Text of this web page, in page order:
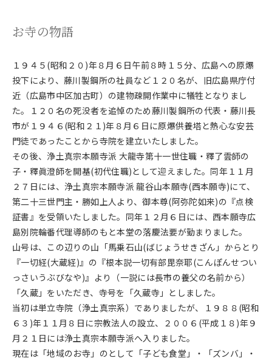
お寺の物語
１９４５(昭和２０)年８月６日午前８時１５分、広島への原爆
投下により、藤川製鋼所の社員など１２０名が、旧広島県庁付
近（広島市中区加古町）の建物疎開作業中に犠牲となりまし
た。１２０名の死没者を追悼のため藤川製鋼所の代表・藤川長
市が１９４６(昭和２１)年８月６日に原爆供養塔と熱心な安芸
門徒であったことから寺院を建立いたしました。
その後、浄土真宗本願寺派 大龍寺第十一世住職・釋了雲師の
子・釋眞澄師を開基(初代住職)として迎えました。同年１１月
２７日には、浄土真宗本願寺派 龍谷山本願寺(西本願寺)にて、
第二十三世門主・勝如上人より、御本尊(阿弥陀如来)の『点検
証書』を受領いたしました。同年１２月６日には、西本願寺広
島別院輪番代理導師のもと本堂の落慶法要が勤まりました。
山号は、この辺りの山「馬乗石山(ばじょうせきざん」からとり
『一切経(大蔵経)』の『根本説一切有部毘奈耶(こんぽんせつい
っさいうぶびなや)』より（一説には長市の養父の名前から）
「久蔵」をいただき、寺号を「久蔵寺」としました。
当初は単立寺院（浄土真宗系）でありましたが、１９８８(昭和
６３)年１１月８日に宗教法人の設立、２００６(平成１８)年９
月２１日には浄土真宗本願寺派へ入りました。
現在は「地域のお寺」のとして「子ども食堂」・「ズンバ」・